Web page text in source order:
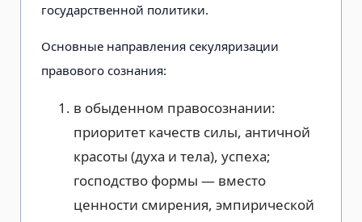
государственной политики.
Основные направления секуляризации
правового сознания:
в обыденном правосознании:
приоритет качеств силы, античной
красоты (духа и тела), успеха;
господство формы — вместо
ценности смирения, эмпирической